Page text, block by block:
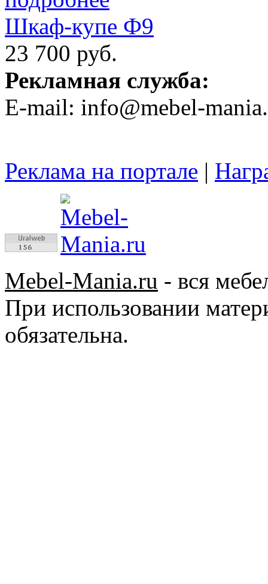
Шкаф-купе Ф9
23 700 руб.
Рекламная служба:
E-mail: info@mebel-
Реклама на портале |
Mebel-Mania.ru - вся
При использовании
обязательна.